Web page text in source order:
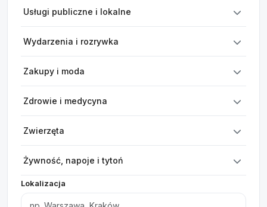
Usługi publiczne i lokalne
Wydarzenia i rozrywka
Zakupy i moda
Zdrowie i medycyna
Zwierzęta
Żywność, napoje i tytoń
Lokalizacja